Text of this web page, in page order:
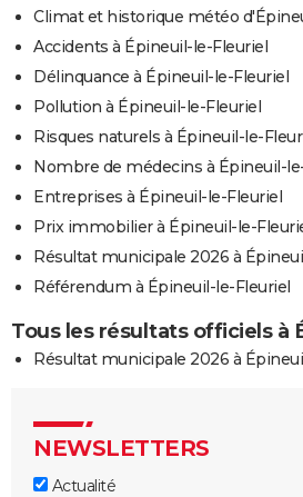
Climat et historique météo
Accidents à Épineuil-le-Fleuriel
Délinquance à Épineuil-le-Fleuriel
Pollution à Épineuil-le-Fleuriel
Risques naturels à Épineuil-le-
Nombre de médecins à Épineuil-
Entreprises à Épineuil-le-Fleuriel
Prix immobilier à Épineuil-le-
Résultat municipale 2026 à
Référendum à Épineuil-le-Fleuriel
Tous les résultats officiels à
Résultat municipale 2026 à
NEWSLETTERS
Actualité